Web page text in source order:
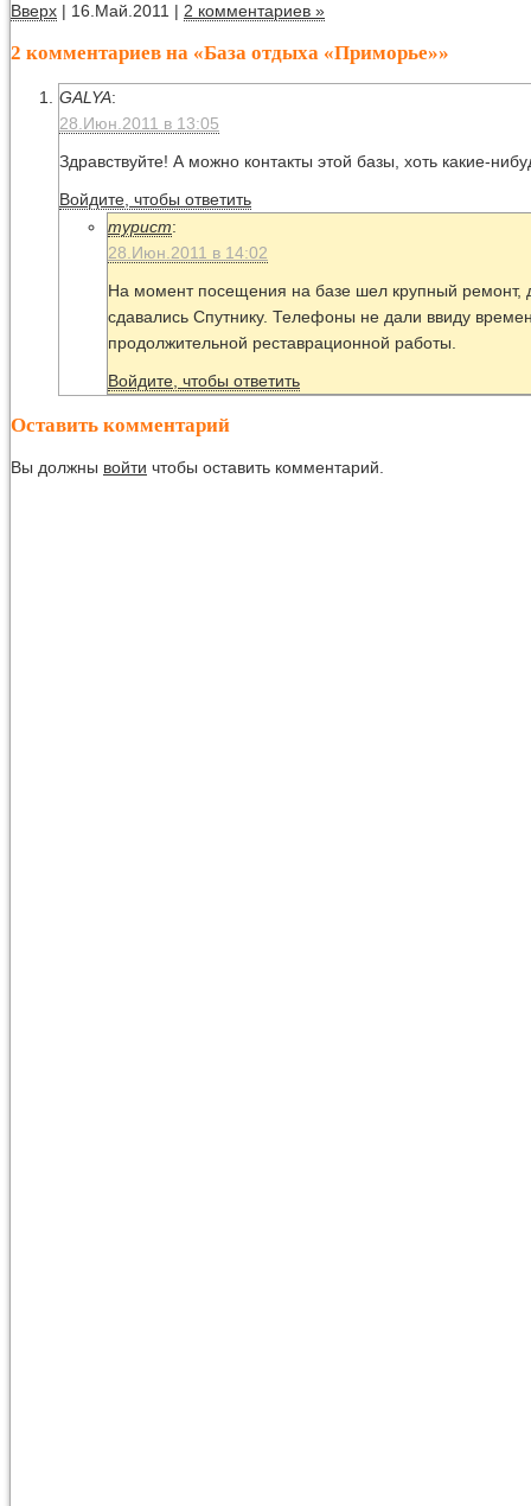
Вверх | 16.Май.2011 | 2 комментариев »
2 комментариев на «База отдыха «Приморье»»
GALYA:
28.Июн.2011 в 13:05
Здравствуйте! А можно контакты этой базы, хоть какие-
Войдите, чтобы ответить
турист:
28.Июн.2011 в 14:02
На момент посещения на базе шел крупный ремонт,
сдавались Спутнику. Телефоны не дали ввиду
продолжительной реставрационной работы.
Войдите, чтобы ответить
Оставить комментарий
Вы должны войти чтобы оставить комментарий.